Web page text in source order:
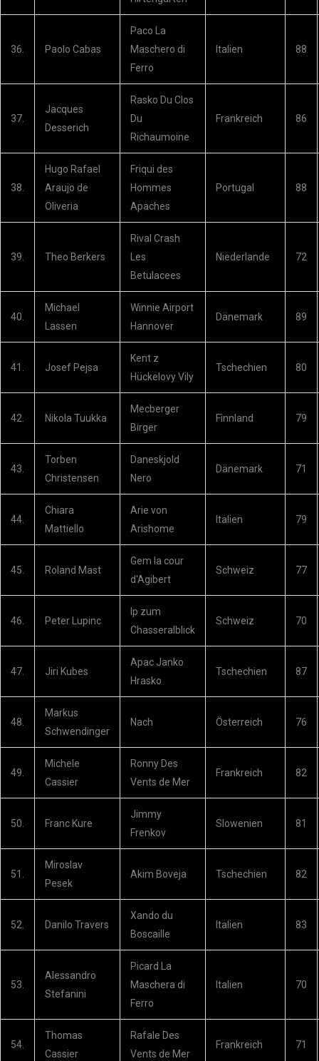
36. Paolo Cabas
Paco La
Maschero di
Ferro
Italien 88
37.
Jacques
Desserich
Rasko Du Clos
Du
Richaumoine
Frankreich 86
38.
Hugo Rafael
Araujo de
Oliveria
Friqui des
Hommes
Apaches
Portugal 88
39. Theo Berkers
Rival Crash
Les
Betulacees
Niederlande 72
40.
Michael
Lassen
Winnie Airport
Hannover
Dänemark 89
41. Josef Pejsa
Kent z
Hückelovy Vily
Tschechien 80
42. Nikola Tuukka
Mecberger
Birger
Finnland 79
43.
Torben
Christensen
Daneskjold
Nero
Dänemark 71
44.
Chiara
Mattiello
Arie von
Arishome
Italien 79
45. Roland Mast
Gem la cour
d'Agibert
Schweiz 77
46. Peter Lupinc
Ip zum
Chasseralblick
Schweiz 70
47. Jiri Kubes
Apac Janko
Hrasko
Tschechien 87
48.
Markus
Schwendinger
Nach Österreich 76
49.
Michele
Cassier
Ronny Des
Vents de Mer
Frankreich 82
50. Franc Kure
Jimmy
Frenkov
Slowenien 81
51.
Miroslav
Pesek
Akim Boveja Tschechien 82
52. Danilo Travers
Xando du
Boscaille
Italien 83
53.
Alessandro
Stefanini
Picard La
Maschera di
Ferro
Italien 70
54.
Thomas
Cassier
Rafale Des
Vents de Mer
Frankreich 71